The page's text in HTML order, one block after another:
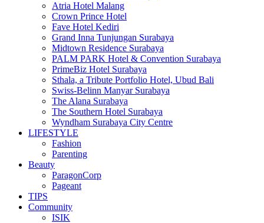
Atria Hotel Malang
Crown Prince Hotel
Fave Hotel Kediri
Grand Inna Tunjungan Surabaya
Midtown Residence Surabaya
PALM PARK Hotel & Convention Surabaya
PrimeBiz Hotel Surabaya
Sthala, a Tribute Portfolio Hotel, Ubud Bali
Swiss-Belinn Manyar Surabaya
The Alana Surabaya
The Southern Hotel Surabaya
Wyndham Surabaya City Centre
LIFESTYLE
Fashion
Parenting
Beauty
ParagonCorp
Pageant
TIPS
Community
ISIK